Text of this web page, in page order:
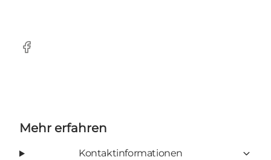
Facebook
Mehr erfahren
Kontaktinformationen